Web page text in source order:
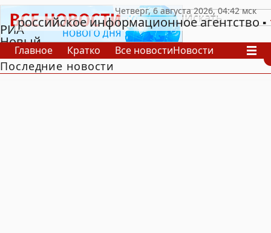
РИА
Новый
День
российское информационное агентство
Главное Кратко Все новостиНовости
В России
В мире
Последние новости